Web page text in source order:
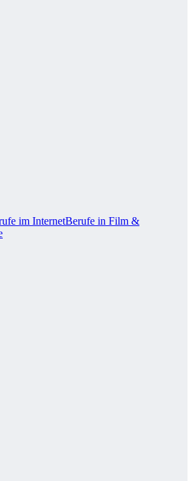
im InternetBerufe in Film &